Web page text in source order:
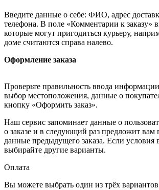
Введите данные о себе: ФИО, адрес
телефона. В поле «Комментарии к заказу»
которые могут пригодиться курьеру,
доме считаются справа налево.
Оформление заказа
Проверьте правильность ввода
выбор местоположения, данные о
кнопку «Оформить заказ».
Наш сервис запоминает данные о
о заказе и в следующий раз предложит вам
данные предыдущего заказа. Если условия
выбирайте другие варианты.
Оплата
Вы можете выбрать один из трёх